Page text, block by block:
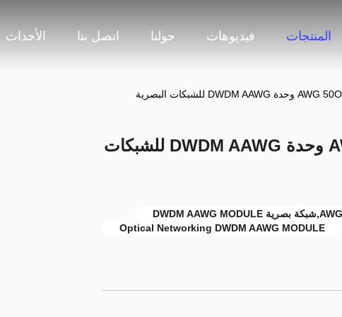
المنتجات فيديوهات حولنا اتصل بنا الأحداث
وحدة AWG 50Ohm 100GHz وحدة DWDM AAWG للشبكات
Optical Networking DWDM AAWG MODULE